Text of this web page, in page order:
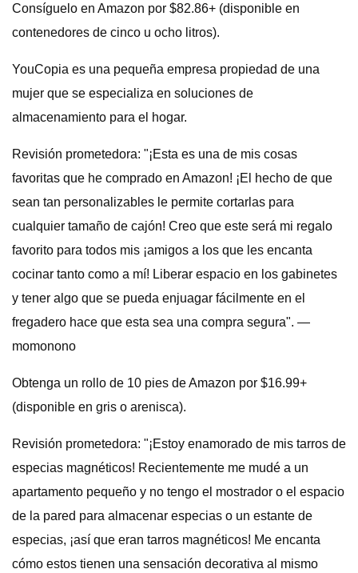
Consíguelo en Amazon por $82.86+ (disponible en
contenedores de cinco u ocho litros).
YouCopia es una pequeña empresa propiedad de una
mujer que se especializa en soluciones de
almacenamiento para el hogar.
Revisión prometedora: "¡Esta es una de mis cosas
favoritas que he comprado en Amazon! ¡El hecho de que
sean tan personalizables le permite cortarlas para
cualquier tamaño de cajón! Creo que este será mi regalo
favorito para todos mis ¡amigos a los que les encanta
cocinar tanto como a mí! Liberar espacio en los gabinetes
y tener algo que se pueda enjuagar fácilmente en el
fregadero hace que esta sea una compra segura". —
momonono
Obtenga un rollo de 10 pies de Amazon por $16.99+
(disponible en gris o arenisca).
Revisión prometedora: "¡Estoy enamorado de mis tarros de
especias magnéticos! Recientemente me mudé a un
apartamento pequeño y no tengo el mostrador o el espacio
de la pared para almacenar especias o un estante de
especias, ¡así que eran tarros magnéticos! Me encanta
cómo estos tienen una sensación decorativa al mismo